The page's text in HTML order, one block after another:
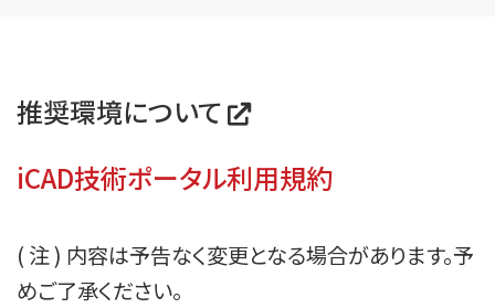
推奨環境について
iCAD技術ポータル利用規約
( 注 ) 内容は予告なく変更となる場合があります。予
めご了承ください。